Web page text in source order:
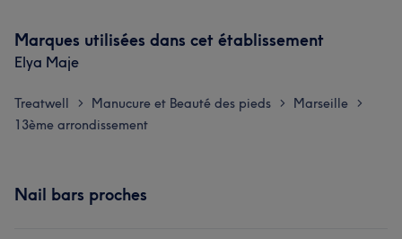
Marques utilisées dans cet établissement
Elya Maje
Treatwell > Manucure et Beauté des pieds > Marseille >
13ème arrondissement
Nail bars proches